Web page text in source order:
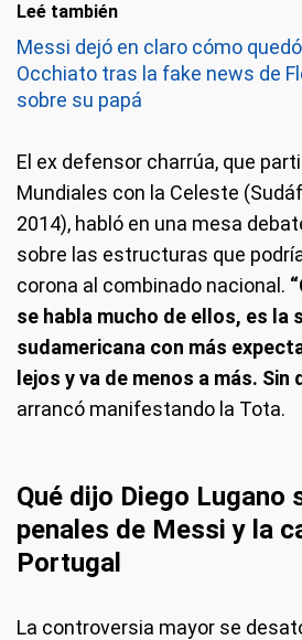
Leé también
Messi dejó en claro cómo
Occhiato tras la fake news de
sobre su papá
El ex defensor charrúa, que
Mundiales con la Celeste
2014), habló en una mesa
sobre las estructuras que
corona al combinado nacional.
se habla mucho de ellos, es la
sudamericana con más
lejos y va de menos a más. Sin
arrancó manifestando la Tota.
Qué dijo Diego Lugano
penales de Messi y la
Portugal
La controversia mayor se